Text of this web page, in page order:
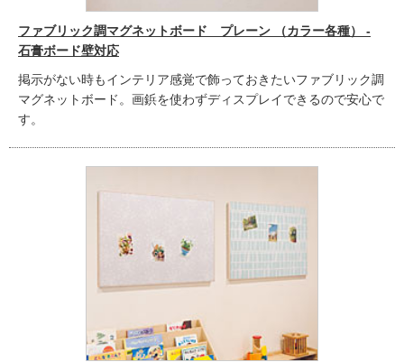
ファブリック調マグネットボード プレーン （カラー各種） -
石膏ボード壁対応
掲示がない時もインテリア感覚で飾っておきたいファブリック調
マグネットボード。画鋲を使わずディスプレイできるので安心で
す。